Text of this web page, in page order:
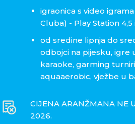
igraonica s video
Cluba) - Play Station
od sredine lipnja do
odbojci na pijesku, igre
karaoke, garming
aquaaerobic, vježbe u
CIJENA ARANŽMANA NE
2026.